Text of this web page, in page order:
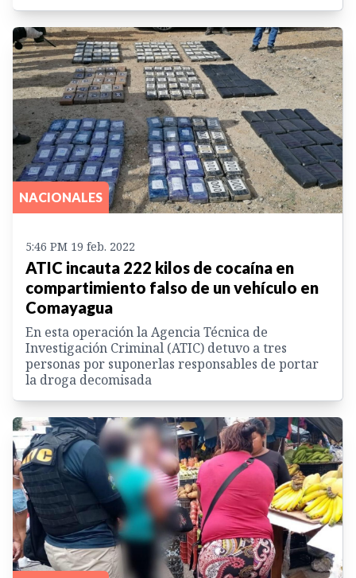
NACIONALES
5:46 PM 19 feb. 2022
ATIC incauta 222 kilos de cocaína en
compartimiento falso de un vehículo en
Comayagua
En esta operación la Agencia Técnica de
Investigación Criminal (ATIC) detuvo a tres
personas por suponerlas responsables de portar
la droga decomisada